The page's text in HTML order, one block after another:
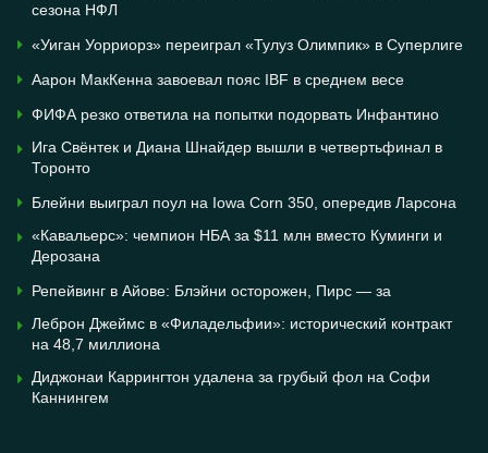
сезона НФЛ
«Уиган Уорриорз» переиграл «Тулуз Олимпик» в Суперлиге
Аарон МакКенна завоевал пояс IBF в среднем весе
ФИФА резко ответила на попытки подорвать Инфантино
Ига Свёнтек и Диана Шнайдер вышли в четвертьфинал в
Торонто
Блейни выиграл поул на Iowa Corn 350, опередив Ларсона
«Кавальерс»: чемпион НБА за $11 млн вместо Куминги и
Дерозана
Репейвинг в Айове: Блэйни осторожен, Пирс — за
Леброн Джеймс в «Филадельфии»: исторический контракт
на 48,7 миллиона
Диджонаи Каррингтон удалена за грубый фол на Софи
Каннингем